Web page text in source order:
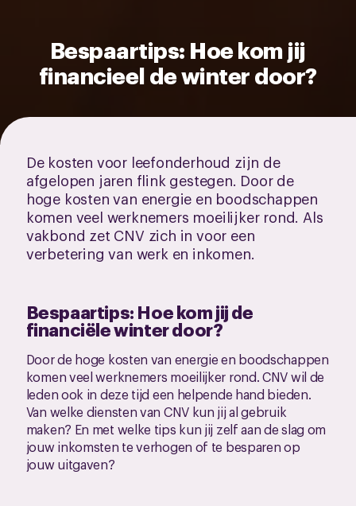
Bespaartips: Hoe kom jij
financieel de winter door?
De kosten voor leefonderhoud zijn de
afgelopen jaren flink gestegen. Door de
hoge kosten van energie en boodschappen
komen veel werknemers moeilijker rond. Als
vakbond zet CNV zich in voor een
verbetering van werk en inkomen.
Bespaartips: Hoe kom jij de
financiële winter door?
Door de hoge kosten van energie en boodschappen
komen veel werknemers moeilijker rond. CNV wil de
leden ook in deze tijd een helpende hand bieden.
Van welke diensten van CNV kun jij al gebruik
maken? En met welke tips kun jij zelf aan de slag om
jouw inkomsten te verhogen of te besparen op
jouw uitgaven?